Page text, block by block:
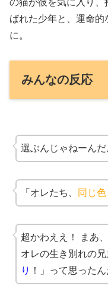
ばれた少年と、運命
に。
みんなの反応
選ぶんじゃねーんだ
「オレたち、 同じ色
超かわええ！ まあ
オレの生き別れの兄
り
！」って思った